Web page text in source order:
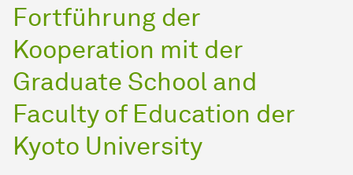
Fortführung der
Kooperation mit der
Graduate School and
Faculty of Education der
Kyoto University